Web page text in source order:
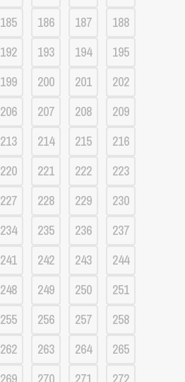
185 186 187
188
192 193 194
195
199 200 201
202
206 207 208
209
213 214 215
216
220 221 222
223
227 228 229
230
234 235 236
237
241 242 243
244
248 249 250
251
255 256 257
258
262 263 264
265